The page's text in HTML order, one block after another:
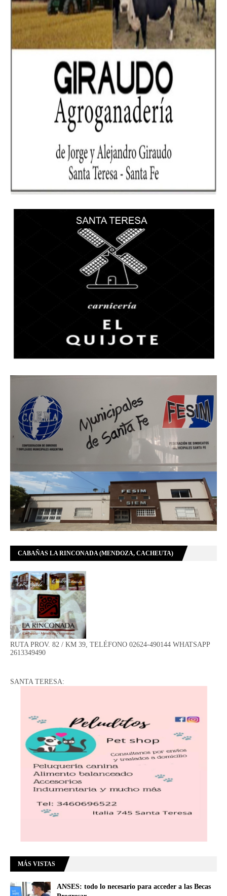
CABAÑAS LA RINCONADA (MENDOZA, CACHEUTA)
RUTA PROV. 82 / KM 39, TELÉFONO 02624-490144 WHATSAPP
2613349490
SANTA TERESA:
MÁS VISTAS
ANSES: todo lo necesario para acceder a las Becas